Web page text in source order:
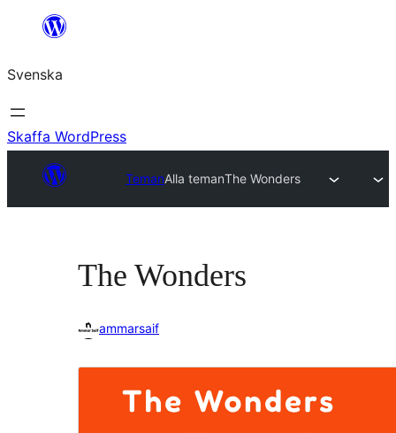
Hoppa
innehåll
Svenska
Skaffa WordPress
TemanAlla temanThe Wonders
The Wonders
ammarsaif